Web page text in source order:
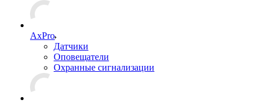
AxPro
Датчики
Оповещатели
Охранные сигнализации